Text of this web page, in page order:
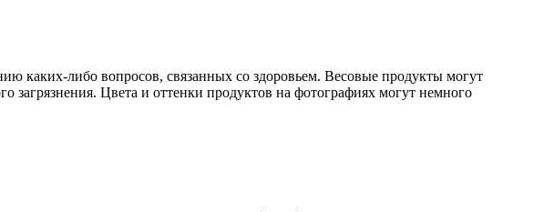
каких-либо вопросов, связанных со здоровьем. Весовые продукты могут
загрязнения. Цвета и оттенки продуктов на фотографиях могут немного